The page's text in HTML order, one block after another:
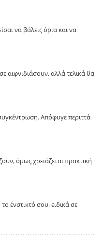
να βάλεις όρια και να
αιφνιδιάσουν, αλλά τελικά θα
Απόφυγε περιττά
όμως χρειάζεται πρακτική
ένστικτό σου, ειδικά σε